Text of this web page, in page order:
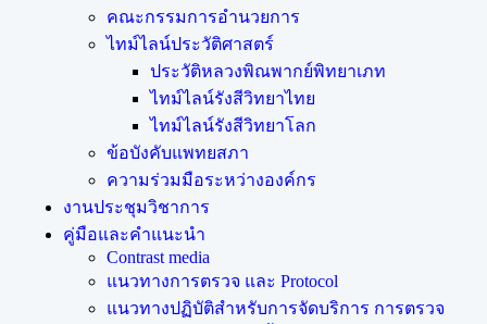
คณะกรรมการอำนวยการ
ไทม์ไลน์ประวัติศาสตร์
ประวัติหลวงพิณพากย์พิทยาเภท
ไทม์ไลน์รังสีวิทยาไทย
ไทม์ไลน์รังสีวิทยาโลก
ข้อบังคับแพทยสภา
ความร่วมมือระหว่างองค์กร
งานประชุมวิชาการ
คู่มือและคำแนะนำ
Contrast media
แนวทางการตรวจ และ Protocol
แนวทางปฏิบัติสำหรับการจัดบริการ การตรวจ